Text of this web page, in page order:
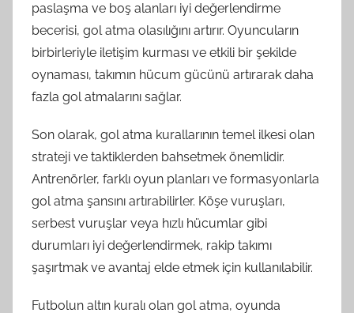
paslaşma ve boş alanları iyi değerlendirme
becerisi, gol atma olasılığını artırır. Oyuncuların
birbirleriyle iletişim kurması ve etkili bir şekilde
oynaması, takımın hücum gücünü artırarak daha
fazla gol atmalarını sağlar.
Son olarak, gol atma kurallarının temel ilkesi olan
strateji ve taktiklerden bahsetmek önemlidir.
Antrenörler, farklı oyun planları ve formasyonlarla
gol atma şansını artırabilirler. Köşe vuruşları,
serbest vuruşlar veya hızlı hücumlar gibi
durumları iyi değerlendirmek, rakip takımı
şaşırtmak ve avantaj elde etmek için kullanılabilir.
Futbolun altın kuralı olan gol atma, oyunda